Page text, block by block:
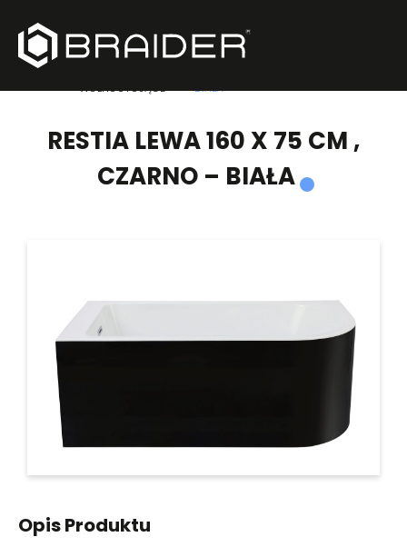
PRODUKTY
WOLNOSTOJĄCE
BIAŁA
RESTIA LEWA 160 X 75 CM ,
CZARNO – BIAŁA
Opis Produktu